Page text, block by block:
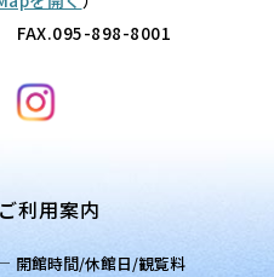
FAX.095-898-8001
ご利用案内
開館時間/休館日/観覧料